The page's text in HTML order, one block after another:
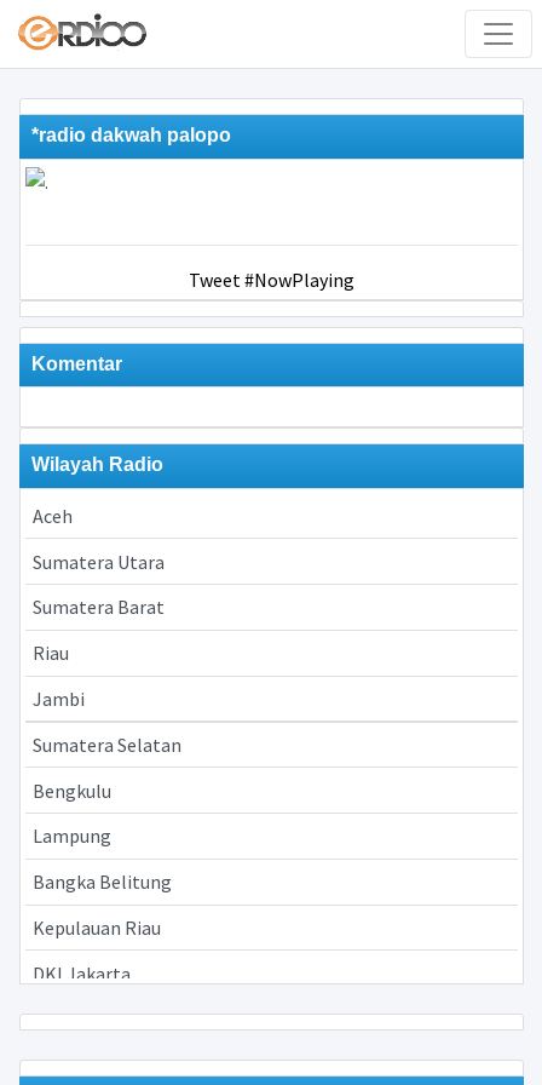
*radio dakwah palopo
Tweet #NowPlaying
Komentar
Wilayah Radio
Aceh
Sumatera Utara
Sumatera Barat
Riau
Jambi
Sumatera Selatan
Bengkulu
Lampung
Bangka Belitung
Kepulauan Riau
DKI Jakarta
Jawa Barat
Jawa Tengah